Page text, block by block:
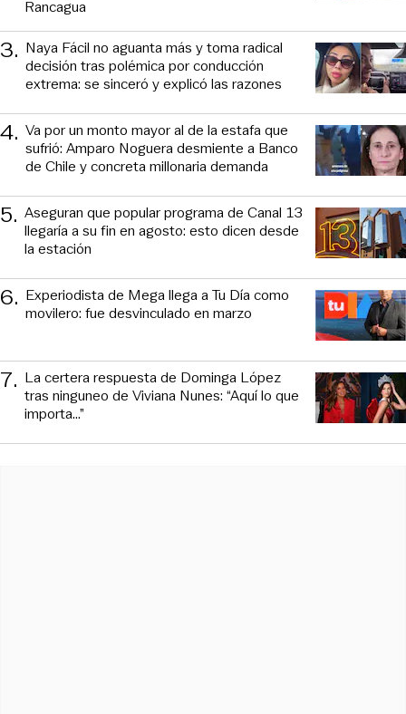
Rancagua
3. Naya Fácil no aguanta más y toma radical
decisión tras polémica por conducción
extrema: se sinceró y explicó las razones
4. Va por un monto mayor al de la estafa que
sufrió: Amparo Noguera desmiente a Banco
de Chile y concreta millonaria demanda
5. Aseguran que popular programa de Canal 13
llegaría a su fin en agosto: esto dicen desde
la estación
6. Experiodista de Mega llega a Tu Día como
movilero: fue desvinculado en marzo
7. La certera respuesta de Dominga López
tras ninguneo de Viviana Nunes: “Aquí lo que
importa...”